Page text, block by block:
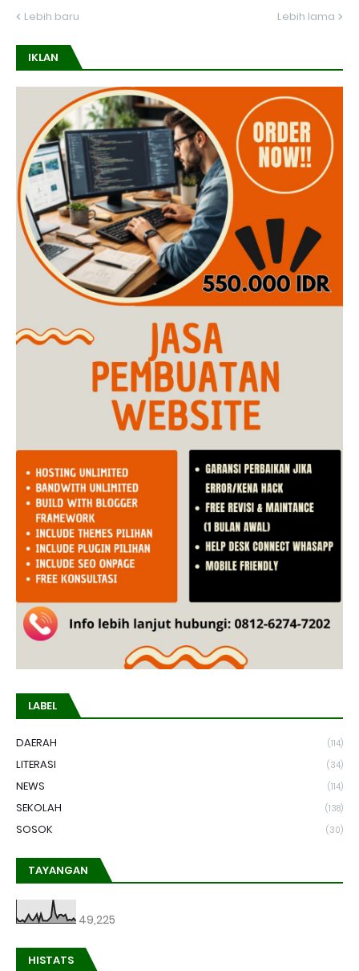
Lebih baru Lebih lama
IKLAN
LABEL
DAERAH (114)
LITERASI (34)
NEWS (114)
SEKOLAH (138)
SOSOK (30)
TAYANGAN
49,225
HISTATS